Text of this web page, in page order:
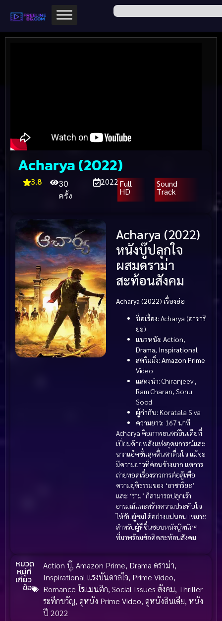
Acharya (2022)
3.8
30
ครั้ง
2022 Full
HD
Sound
Track
Acharya (2022)
หนังบู๊ปลุกใจ
ผสมดราม่า
สะท้อนสังคม
Acharya (2022) เรื่องย่อ
ชื่อเรื่อง: Acharya (อาชาริ
ยะ)
แนวหนัง: Action,
Drama, Inspirational
สตรีมมิ่ง: Amazon Prime
Video
แสดงนำ: Chiranjeevi,
Ram Charan, Sonu
Sood
ผู้กำกับ: Koratala Siva
ความยาว: 167 นาที
Acharya คือภาพยนตร์อินเดียที่
เปี่ยมด้วยพลังแห่งอุดมการณ์และ
ฉากแอ็คชั่นสุดตื่นตาตื่นใจ แม้จะ
มีความยาวที่ค่อนข้างมาก แต่การ
ถ่ายทอดเรื่องราวการต่อสู้เพื่อ
ความยุติธรรมของ ‘อาชาริยะ’
และ ‘ราม’ ก็สามารถปลุกเร้า
อารมณ์และสร้างความประทับใจ
ให้กับผู้ชมได้อย่างแน่นอน เหมาะ
สำหรับผู้ที่ชื่นชอบหนังบู๊หนักๆ
ที่มาพร้อมข้อคิดสะท้อนสังคม
หมวด
หมู่ที่
เกี่ยว
ข้อ
Action บู๊,Amazon Prime, Drama ดราม่า,
Inspirational แรงบันดาลใจ, Prime Video,
Romance โรแมนติก,Social Issues สังคม,Thriller
ระทึกขวัญ,ดูหนัง Prime Video,ดูหนังอินเดีย,หนัง
ปี 2022